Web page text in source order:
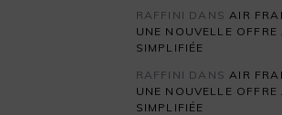
RAFFINI DANSAIR
UNE NOUVELLE
SIMPLIFIÉE
RAFFINI DANSAIR
UNE NOUVELLE
SIMPLIFIÉE